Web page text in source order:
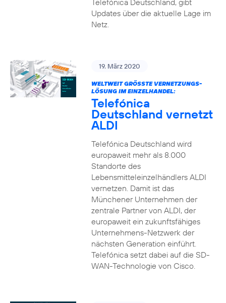
Telefónica Deutschland, gibt
Updates über die aktuelle Lage im
Netz.
19. März 2020
WELTWEIT GRÖSSTE VERNETZUNGS-L
ÖSUNG IM EINZELHANDEL:
Telefónica
Deutschland vernetzt
ALDI
Telefónica Deutschland wird
europaweit mehr als 8.000
Standorte des
Lebensmitteleinzelhändlers ALDI
vernetzen. Damit ist das
Münchener Unternehmen der
zentrale Partner von ALDI, der
europaweit ein zukunftsfähiges
Unternehmens-Netzwerk der
nächsten Generation einführt.
Telefónica setzt dabei auf die SD-
WAN-Technologie von Cisco.